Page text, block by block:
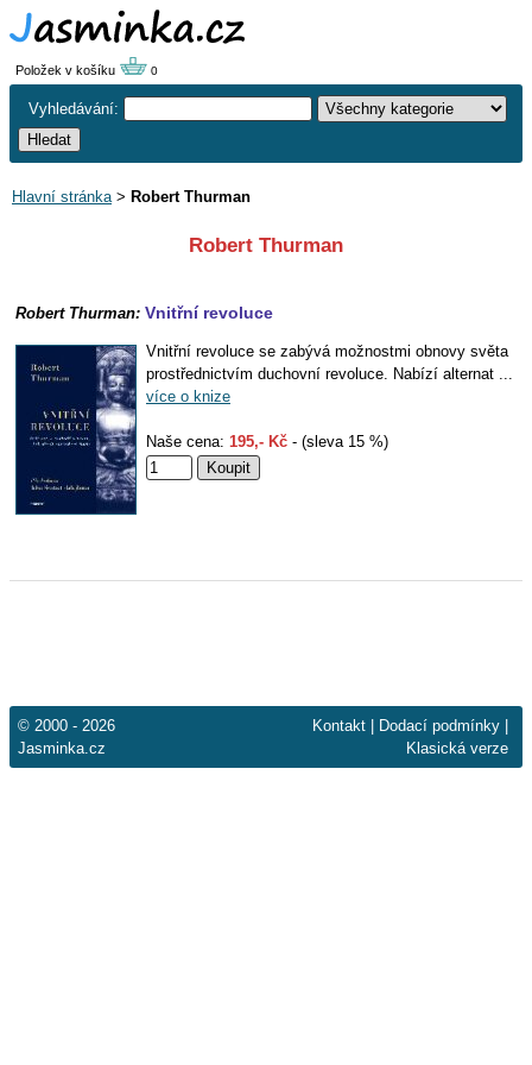
Položek v košíku 0
Vyhledávání:
Hlavní stránka> Robert Thurman
Robert Thurman
Robert Thurman: Vnitřní revoluce
Vnitřní revoluce se zabývá možnostmi obnovy světa
prostřednictvím duchovní revoluce. Nabízí alternat ...
více o knize
Naše cena: 195,- Kč - (sleva 15 %)
© 2000 - 2026
Jasminka.cz
Kontakt Dodací podmínky